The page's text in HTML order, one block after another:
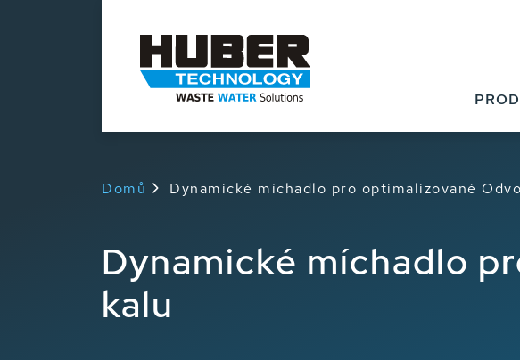
Domů Dynamické míchadlo pro optimalizované
Dynamické míchadlo
kalu